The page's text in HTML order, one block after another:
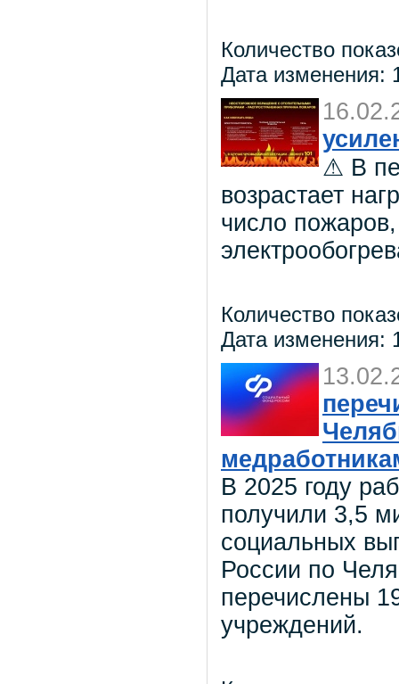
Количество
Дата изменения:
⚠ В
возрастает
число
Количество
Дата изменения:
В 2025 году
получили 3,5
социальных
России по
перечислены
учреждений.